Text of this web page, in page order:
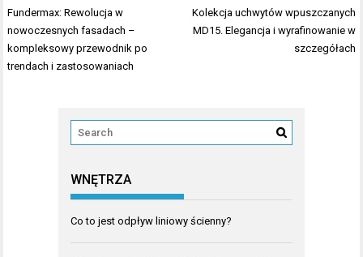
Nawigacja
wpisu
Fundermax: Rewolucja w
nowoczesnych fasadach –
kompleksowy przewodnik po
trendach i zastosowaniach
Kolekcja uchwytów wpuszczanych
MD15. Elegancja i wyrafinowanie w
szczegółach
WNĘTRZA
Co to jest odpływ liniowy ścienny?